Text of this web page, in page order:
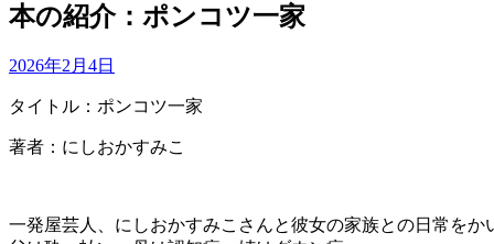
本の紹介：ポンコツ一家
2026年2月4日
タイトル：ポンコツ一家
著者：にしおかすみこ
一発屋芸人、にしおかすみこさんと彼女の家族との日常をか